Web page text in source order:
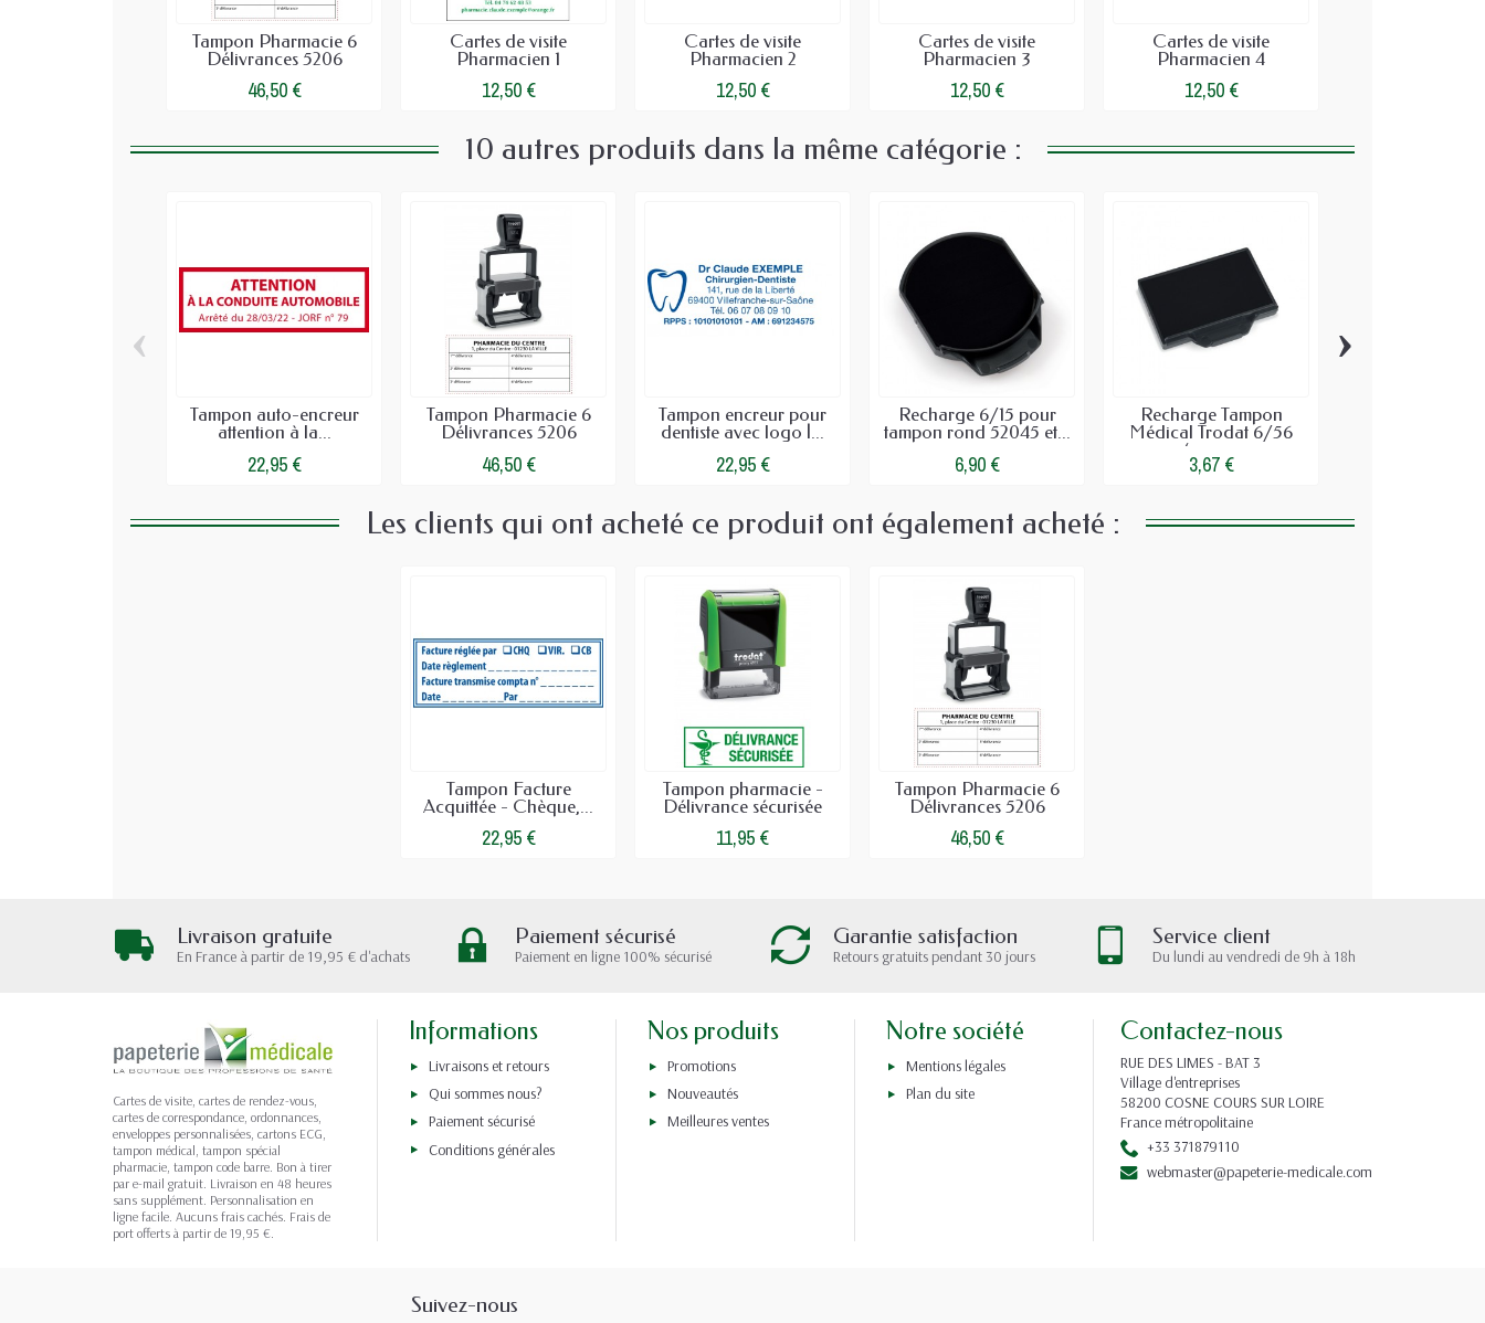
Tampon Pharmacie 6
Délivrances 5206
46,50 €
Cartes de visite
Pharmacien 1
12,50 €
Cartes de visite
Pharmacien 2
12,50 €
Cartes de visite
Pharmacien 3
12,50 €
Cartes de visite
Pharmacien 4
12,50 €
10 autres produits dans la même catégorie :
Tampon auto-encreur
attention à la...
22,95 €
Tampon Pharmacie 6
Délivrances 5206
46,50 €
Tampon encreur pour
dentiste avec logo |...
22,95 €
Recharge 6/15 pour
tampon rond 52045 et...
6,90 €
Recharge Tampon
Médical Trodat 6/56
(pour...
3,67 €
‹ ›
Les clients qui ont acheté ce produit ont également acheté :
Tampon Facture
Acquittée - Chèque,...
22,95 €
Tampon pharmacie -
Délivrance sécurisée
11,95 €
Tampon Pharmacie 6
Délivrances 5206
46,50 €
Livraison gratuite
En France à partir de 19,95 € d'achats
Paiement sécurisé
Paiement en ligne 100% sécurisé
Garantie satisfaction
Retours gratuits pendant 30 jours
Service client
Du lundi au vendredi de 9h à 18h
Cartes de visite, cartes de rendez-vous,
cartes de correspondance, ordonnances,
enveloppes personnalisées, cartons ECG,
tampon médical, tampon spécial
pharmacie, tampon code barre. Bon à tirer
par e-mail gratuit. Livraison en 48 heures
sans supplément. Personnalisation en
ligne facile. Aucuns frais cachés. Frais de
port offerts à partir de 19,95 €.
Informations
Livraisons et retours
Qui sommes nous?
Paiement sécurisé
Conditions générales
Nos produits
Promotions
Nouveautés
Meilleures ventes
Notre société
Mentions légales
Plan du site
Contactez-nous
RUE DES LIMES - BAT 3
Village d'entreprises
58200 COSNE COURS SUR LOIRE
France métropolitaine
+33 371879110
webmaster@papeterie-medicale.com
Suivez-nous